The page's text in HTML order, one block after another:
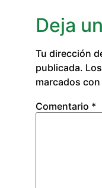
Deja
Tu dirección
publicada.
marcados con
Comentario *